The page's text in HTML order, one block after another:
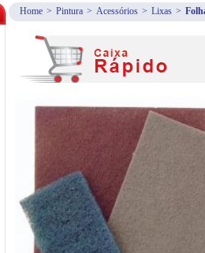
Home > Pintura > Acessórios > Lixas >